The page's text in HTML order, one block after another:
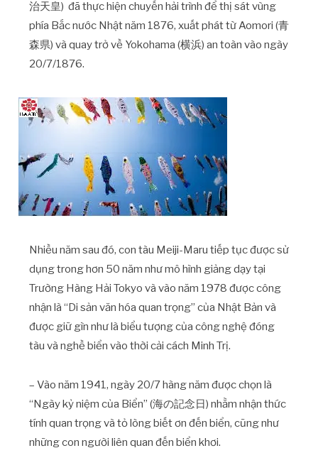
治天皇) đã thực hiện chuyến hải trình để thị sát vùng
phía Bắc nước Nhật năm 1876, xuất phát từ Aomori (青
森県) và quay trở về Yokohama (横浜) an toàn vào ngày
20/7/1876.
Nhiều năm sau đó, con tàu Meiji-Maru tiếp tục được sử
dụng trong hơn 50 năm như mô hình giảng dạy tại
Trường Hàng Hải Tokyo và vào năm 1978 được công
nhận là “Di sản văn hóa quan trọng” của Nhật Bản và
được giữ gìn như là biểu tượng của công nghệ đóng
tàu và nghề biển vào thời cải cách Minh Trị.
– Vào năm 1941, ngày 20/7 hàng năm được chọn là
“Ngày kỷ niệm của Biển” (海の記念日) nhằm nhận thức
tính quan trọng và tỏ lòng biết ơn đến biển, cũng như
những con người liên quan đến biển khơi.